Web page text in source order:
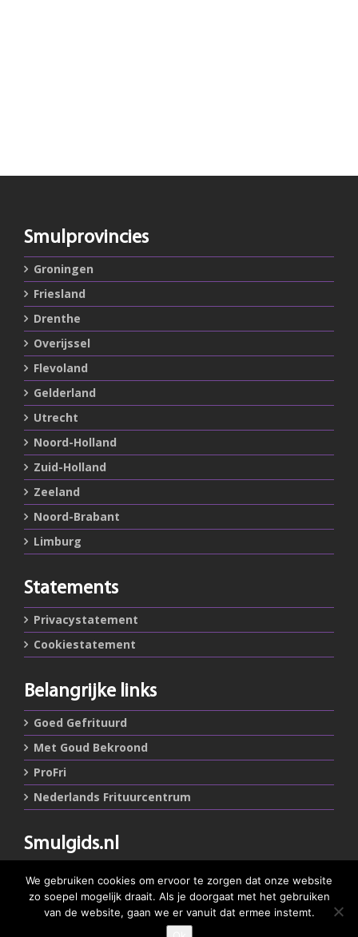
Smulprovincies
Groningen
Friesland
Drenthe
Overijssel
Flevoland
Gelderland
Utrecht
Noord-Holland
Zuid-Holland
Zeeland
Noord-Brabant
Limburg
Statements
Privacystatement
Cookiestatement
Belangrijke links
Goed Gefrituurd
Met Goud Bekroond
ProFri
Nederlands Frituurcentrum
Smulgids.nl
Blaarthemseweg 72
5502 JW Veldhoven
We gebruiken cookies om ervoor te zorgen dat onze website
zo soepel mogelijk draait. Als je doorgaat met het gebruiken
van de website, gaan we er vanuit dat ermee instemt.